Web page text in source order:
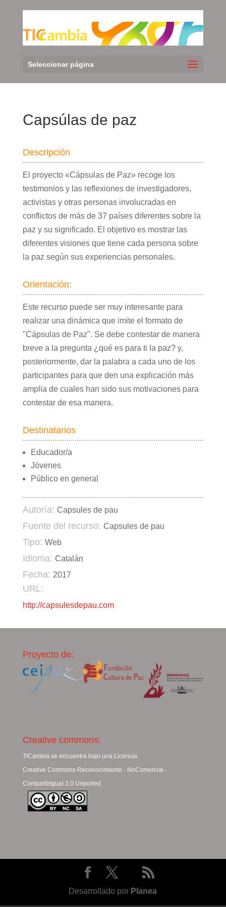
Seleccionar página
Capsúlas de paz
Descripción
El proyecto «Cápsulas de Paz» recoge los
testimonios y las reflexiones de investigadores,
activistas y otras personas involucradas en
conflictos de más de 37 países diferentes sobre la
paz y su significado. El objetivo es mostrar las
diferentes visiones que tiene cada persona sobre
la paz según sus experiencias personales.
Orientación:
Este recurso puede ser muy interesante para
realizar una dinámica que imite el formato de
"Cápsulas de Paz". Se debe contestar de manera
breve a la pregunta ¿qué es para ti la paz? y,
posteriormente, dar la palabra a cada uno de los
participantes para que den una explicación más
amplia de cuales han sido sus motivaciones para
contestar de esa manera.
Destinatarios
Educador/a
Jóvenes
Público en general
Autoría: Capsules de pau
Fuente del recurso: Capsules de pau
Tipo: Web
Idioma: Catalán
Fecha: 2017
URL:
http://capsulesdepau.com
Proyecto de:
Creative commons:
TICambia se encuentra bajo una Licencia
Creative Commons Reconocimiento - NoComercial -
CompartirIgual 3.0 Unported
Desarrollado por Planea